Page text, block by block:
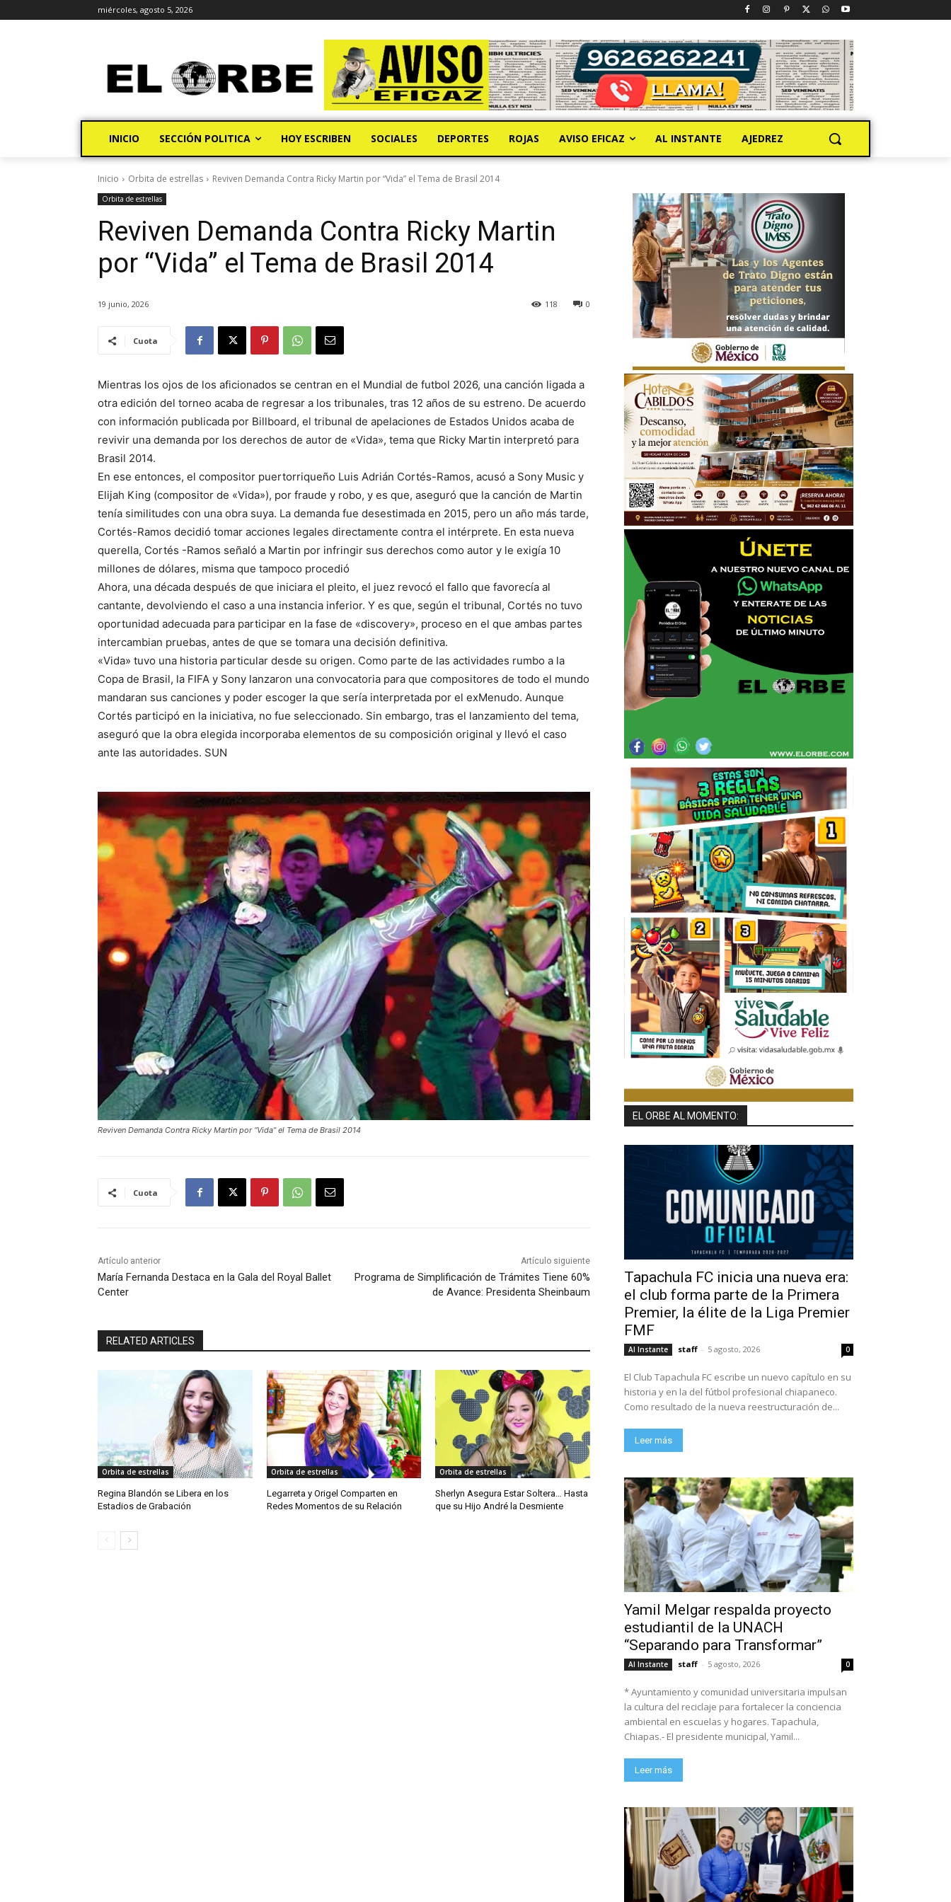
miércoles, agosto 5, 2026
INICIO SECCIÓN POLITICA HOY ESCRIBEN SOCIALES DEPORTES ROJAS AVISO EFICAZ AL INSTANTE AJEDREZ
Inicio Orbita de estrellas Reviven Demanda Contra Ricky Martin por “Vida” el Tema de Brasil 2014
Orbita de estrellas
Reviven Demanda Contra Ricky Martin
por “Vida” el Tema de Brasil 2014
19 junio, 2026 0
118
Cuota
Mientras los ojos de los aficionados se centran en el Mundial de futbol 2026, una canción ligada a
otra edición del torneo acaba de regresar a los tribunales, tras 12 años de su estreno. De acuerdo
con información publicada por Billboard, el tribunal de apelaciones de Estados Unidos acaba de
revivir una demanda por los derechos de autor de «Vida», tema que Ricky Martin interpretó para
Brasil 2014.
En ese entonces, el compositor puertorriqueño Luis Adrián Cortés-Ramos, acusó a Sony Music y
Elijah King (compositor de «Vida»), por fraude y robo, y es que, aseguró que la canción de Martin
tenía similitudes con una obra suya. La demanda fue desestimada en 2015, pero un año más tarde,
Cortés-Ramos decidió tomar acciones legales directamente contra el intérprete. En esta nueva
querella, Cortés -Ramos señaló a Martin por infringir sus derechos como autor y le exigía 10
millones de dólares, misma que tampoco procedió
Ahora, una década después de que iniciara el pleito, el juez revocó el fallo que favorecía al
cantante, devolviendo el caso a una instancia inferior. Y es que, según el tribunal, Cortés no tuvo
oportunidad adecuada para participar en la fase de «discovery», proceso en el que ambas partes
intercambian pruebas, antes de que se tomara una decisión definitiva.
«Vida» tuvo una historia particular desde su origen. Como parte de las actividades rumbo a la
Copa de Brasil, la FIFA y Sony lanzaron una convocatoria para que compositores de todo el mundo
mandaran sus canciones y poder escoger la que sería interpretada por el exMenudo. Aunque
Cortés participó en la iniciativa, no fue seleccionado. Sin embargo, tras el lanzamiento del tema,
aseguró que la obra elegida incorporaba elementos de su composición original y llevó el caso
ante las autoridades. SUN
Reviven Demanda Contra Ricky Martin por “Vida” el Tema de Brasil 2014
Cuota
Artículo anterior
María Fernanda Destaca en la Gala del Royal Ballet
Center
Artículo siguiente
Programa de Simplificación de Trámites Tiene 60%
de Avance: Presidenta Sheinbaum
RELATED ARTICLES
Orbita de estrellas
Regina Blandón se Libera en los
Estadios de Grabación
Orbita de estrellas
Legarreta y Origel Comparten en
Redes Momentos de su Relación
Orbita de estrellas
Sherlyn Asegura Estar Soltera… Hasta
que su Hijo André la Desmiente
EL ORBE AL MOMENTO:
Tapachula FC inicia una nueva era:
el club forma parte de la Primera
Premier, la élite de la Liga Premier
FMF
Al Instante staff - 5 agosto, 2026 0
El Club Tapachula FC escribe un nuevo capítulo en su
historia y en la del fútbol profesional chiapaneco.
Como resultado de la nueva reestructuración de...
Leer más
Yamil Melgar respalda proyecto
estudiantil de la UNACH
“Separando para Transformar”
Al Instante staff - 5 agosto, 2026 0
* Ayuntamiento y comunidad universitaria impulsan
la cultura del reciclaje para fortalecer la conciencia
ambiental en escuelas y hogares. Tapachula,
Chiapas.- El presidente municipal, Yamil...
Leer más